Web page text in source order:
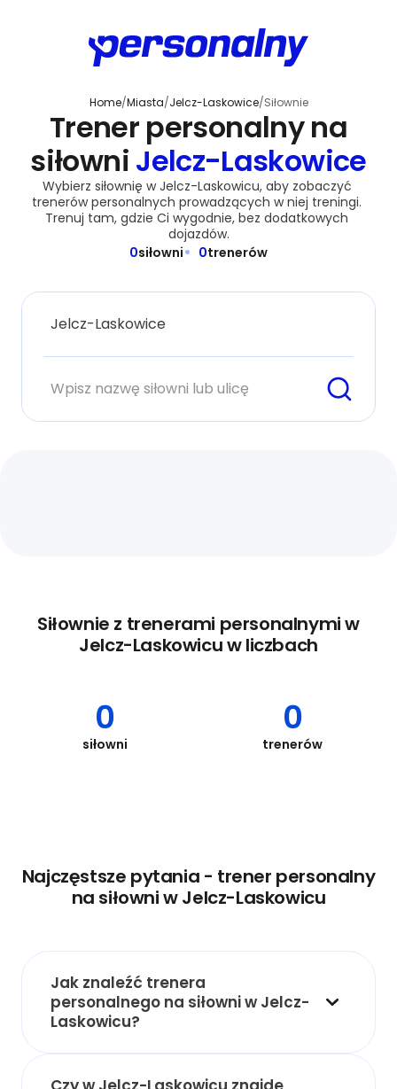
Home/Miasta/Jelcz-Laskowice/Siłownie
Trener personalny na
siłowni Jelcz-Laskowice
Wybierz siłownię w Jelcz-Laskowicu, aby zobaczyć
trenerów personalnych prowadzących w niej treningi.
Trenuj tam, gdzie Ci wygodnie, bez dodatkowych
dojazdów.
0siłowni 0trenerów
Siłownie z trenerami personalnymi w
Jelcz-Laskowicu w liczbach
0
siłowni
0
trenerów
Najczęstsze pytania - trener personalny
na siłowni w Jelcz-Laskowicu
Jak znaleźć trenera
personalnego na siłowni w Jelcz-
Laskowicu?